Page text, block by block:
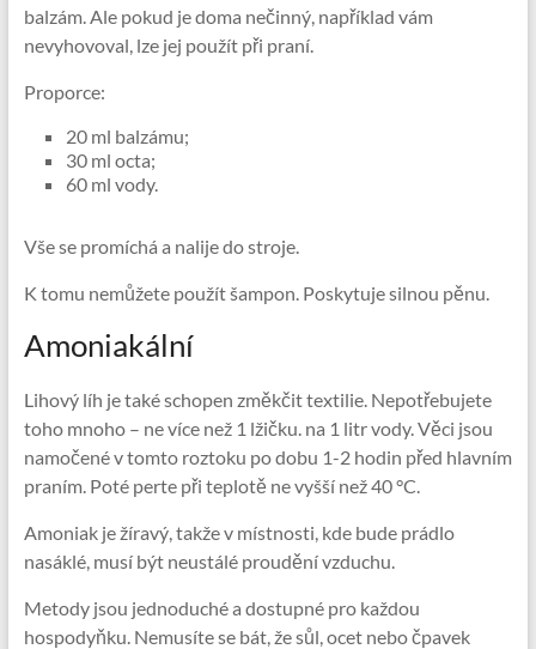
balzám. Ale pokud je doma nečinný, například vám
nevyhovoval, lze jej použít při praní.
Proporce:
20 ml balzámu;
30 ml octa;
60 ml vody.
Vše se promíchá a nalije do stroje.
K tomu nemůžete použít šampon. Poskytuje silnou pěnu.
Amoniakální
Lihový líh je také schopen změkčit textilie. Nepotřebujete
toho mnoho – ne více než 1 lžičku. na 1 litr vody. Věci jsou
namočené v tomto roztoku po dobu 1-2 hodin před hlavním
praním. Poté perte při teplotě ne vyšší než 40 °C.
Amoniak je žíravý, takže v místnosti, kde bude prádlo
nasáklé, musí být neustálé proudění vzduchu.
Metody jsou jednoduché a dostupné pro každou
hospodyňku. Nemusíte se bát, že sůl, ocet nebo čpavek